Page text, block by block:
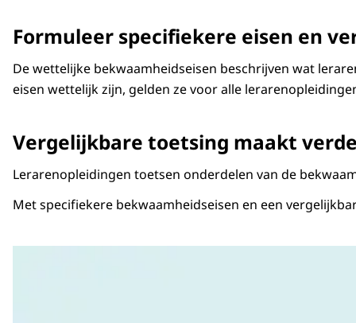
Formuleer specifiekere eisen en
De wettelijke bekwaamheidseisen beschrijven wat
eisen wettelijk zijn, gelden ze voor alle
Vergelijkbare toetsing maakt
Lerarenopleidingen toetsen onderdelen van de
Met specifiekere bekwaamheidseisen en een